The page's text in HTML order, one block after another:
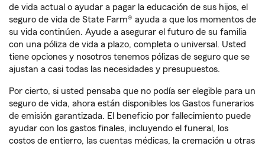
de vida actual o ayudar a pagar la educación de sus hijos, el
seguro de vida de State Farm® ayuda a que los momentos de
su vida continúen. Ayude a asegurar el futuro de su familia
con una póliza de vida a plazo, completa o universal. Usted
tiene opciones y nosotros tenemos pólizas de seguro que se
ajustan a casi todas las necesidades y presupuestos.
Por cierto, si usted pensaba que no podía ser elegible para un
seguro de vida, ahora están disponibles los Gastos funerarios
de emisión garantizada. El beneficio por fallecimiento puede
ayudar con los gastos finales, incluyendo el funeral, los
costos de entierro, las cuentas médicas, la cremación u otras